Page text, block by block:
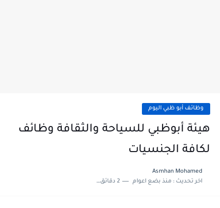
وظائف أبو ظبي اليوم
هيئة أبوظبي للسياحة والثقافة وظائف
لكافة الجنسيات
Asmhan Mohamed
اخر تحديث :منذ بضع اعوام 2 دقائق للقراءة